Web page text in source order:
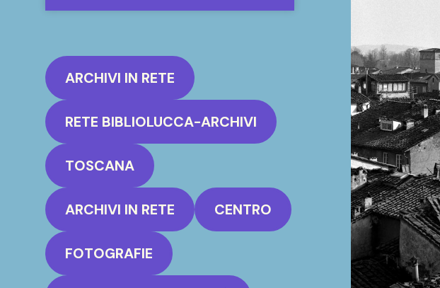
ARCHIVI IN RETE
RETE BIBLIOLUCCA-ARCHIVI
TOSCANA
ARCHIVI IN RETE CENTRO
FOTOGRAFIE